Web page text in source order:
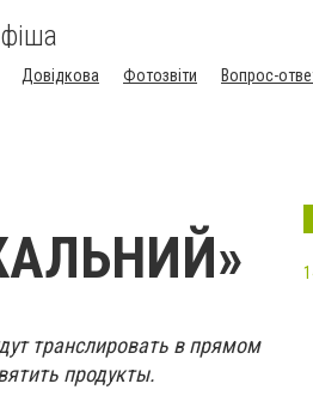
Довідкова Фотозвіти Вопрос-
транслировать в прямом
продукты.